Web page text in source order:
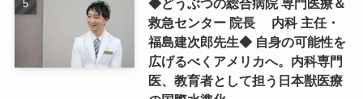
◆どうぶつの総合病院 専門医療＆
救急センター 院長 内科 主任・
福島建次郎先生◆ 自身の可能性を
広げるべくアメリカへ。内科専門
医、教育者として担う日本獣医療